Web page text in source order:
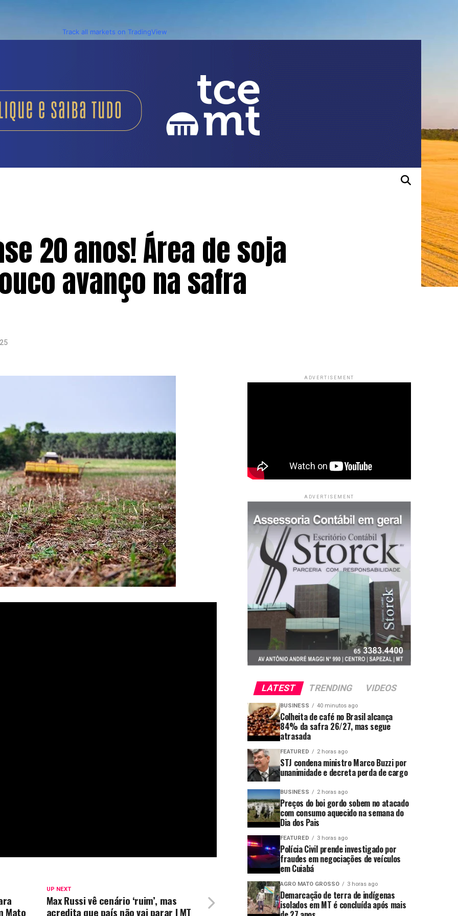
Track all markets on TradingView
20 anos! Área de soja
avanço na safra
UP NEXT
Max Russi vê cenário ‘ruim’, mas
acredita que país não vai parar I MT
Mato
ADVERTISEMENT
ADVERTISEMENT
LATEST TRENDING VIDEOS
BUSINESS 40 minutos ago
Colheita de café no Brasil alcança
84% da safra 26/27, mas segue
atrasada
FEATURED 2 horas ago
STJ condena ministro Marco Buzzi por
unanimidade e decreta perda de cargo
BUSINESS 2 horas ago
Preços do boi gordo sobem no atacado
com consumo aquecido na semana do
Dia dos Pais
FEATURED 3 horas ago
Polícia Civil prende investigado por
fraudes em negociações de veículos
em Cuiabá
AGRO MATO GROSSO 3 horas ago
Demarcação de terra de indígenas
isolados em MT é concluída após mais